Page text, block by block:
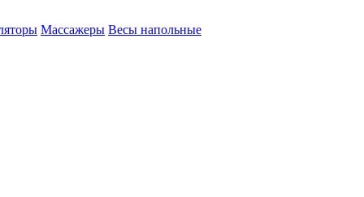
Массажеры Весы напольные